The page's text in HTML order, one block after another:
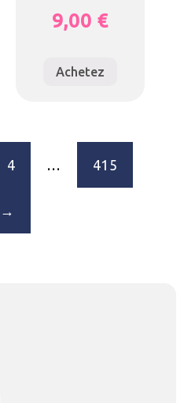
9,00 €
Achetez
4 … 415
→